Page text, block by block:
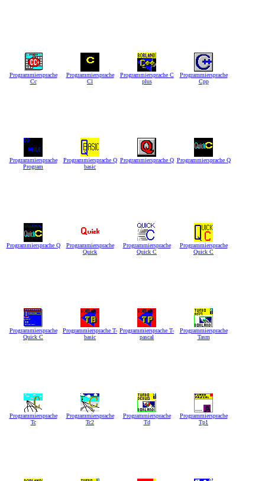
Programmiersprache
Cc
Programmiersprache
Cl
Programmiersprache C
plus
Programmiersprache
Cpp
Programmiersprache
Program
Programmiersprache Q
basic
Programmiersprache Q Programmiersprache Q
Programmiersprache Q
Programmiersprache
Quick
Programmiersprache
Quick C
Programmiersprache
Quick C
Programmiersprache
Quick C
Programmiersprache T-
basic
Programmiersprache T-
pascal
Programmiersprache
Tasm
Programmiersprache
Tc
Programmiersprache
Tc2
Programmiersprache
Td
Programmiersprache
Tp1